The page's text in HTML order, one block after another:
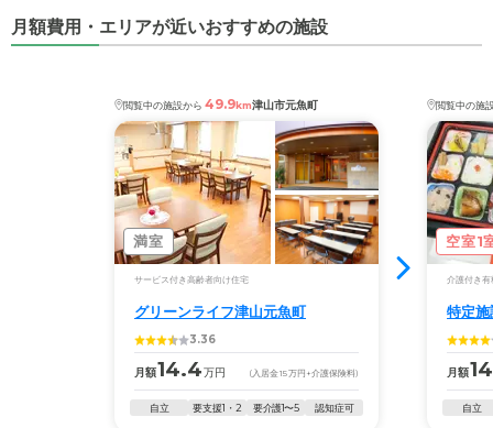
月額費用・エリアが近いおすすめの施設
閲覧中の施設から 49.9km津山市元魚町
満室
サービス付き高齢者向け住宅
グリーンライフ津山元魚町
3.36
月額14.4万円 (入居金15万円 +介護保険料)
自立 要支援1・2 要介護1〜5 認知症可
閲覧中の施
空室1
介護付き有
特定
月額
自立